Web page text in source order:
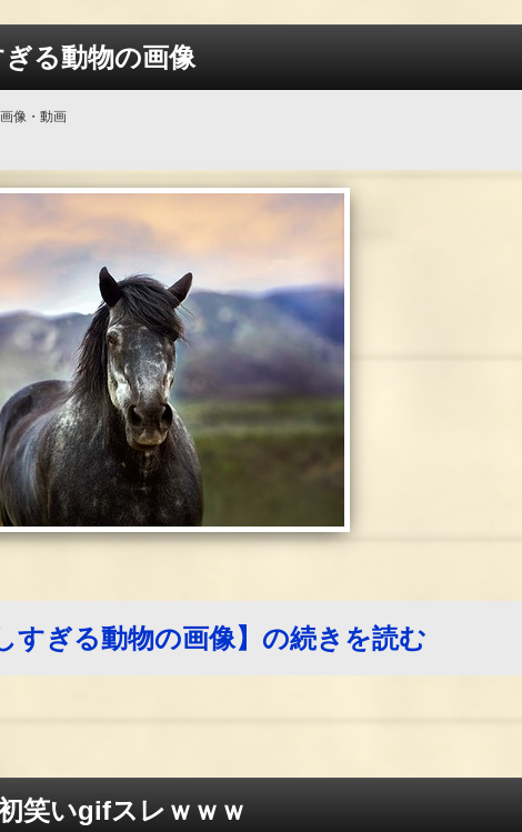
ぎる動物の画像
画像・動画
すぎる動物の画像】の続きを読む
笑いgifスレｗｗｗ